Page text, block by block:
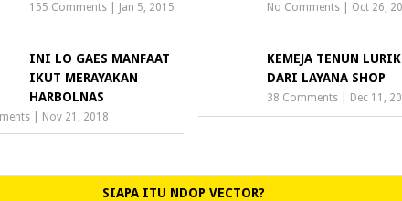
155 Comments Jan 5, 2015 No Comments| Oct 26,
INI LO GAES MANFAAT
IKUT MERAYAKAN
HARBOLNAS
Nov 21, 2018
KEMEJA TENUN LURIK
DARI LAYANA SHOP
38 Comments| Dec 11,
SIAPA ITU NDOP VECTOR?